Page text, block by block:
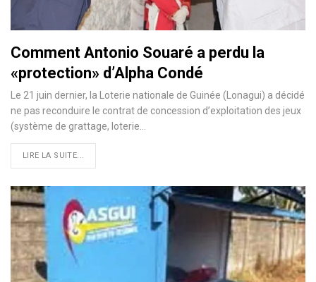
Comment Antonio Souaré a perdu la
«protection» d’Alpha Condé
Le 21 juin dernier, la Loterie nationale de Guinée (Lonagui) a décidé
ne pas reconduire le contrat de concession d’exploitation des jeux
(système de grattage, loterie…
LIRE LA SUITE...